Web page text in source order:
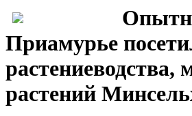
Приамурье
растений